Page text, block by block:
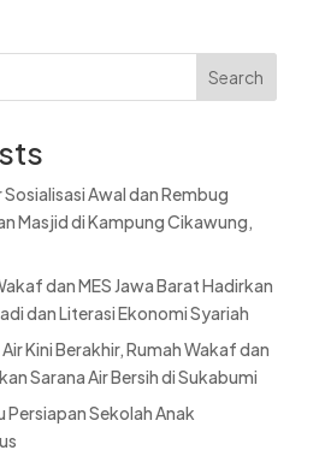
Search
Awal dan Rembug
Masjid di Kampung Cikawung,
dan MES Jawa Barat Hadirkan
dan Literasi Ekonomi Syariah
Kini Berakhir, Rumah Wakaf dan
Sarana Air Bersih di Sukabumi
Persiapan Sekolah Anak